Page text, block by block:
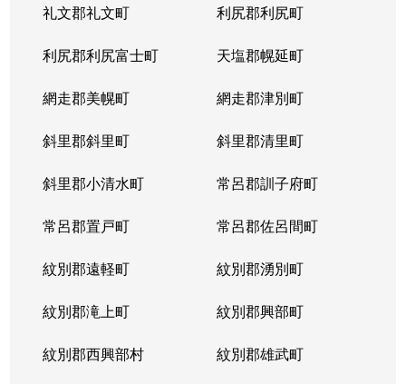
礼文郡礼文町 利尻郡利尻町
利尻郡利尻富士町 天塩郡幌延町
網走郡美幌町 網走郡津別町
斜里郡斜里町 斜里郡清里町
斜里郡小清水町 常呂郡訓子府町
常呂郡置戸町 常呂郡佐呂間町
紋別郡遠軽町 紋別郡湧別町
紋別郡滝上町 紋別郡興部町
紋別郡西興部村 紋別郡雄武町